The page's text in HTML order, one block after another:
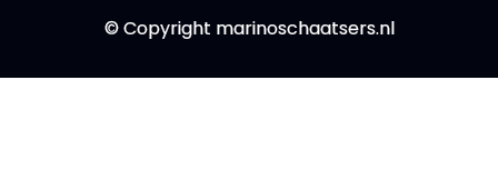
© Copyright marinoschaatsers.nl